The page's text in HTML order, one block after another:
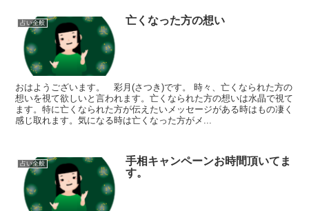
占い全般 亡くなった方の想い
おはようございます。 彩月(さつき)です。 時々、亡くなられた方の
想いを視て欲しいと言われます。亡くなられた方の想いは水晶で視て
ます。特に亡くなられた方が伝えたいメッセージがある時はもの凄く
感じ取れます。気になる時は亡くなった方がメ...
占い全般
手相キャンペーンお時間頂いてま
す。